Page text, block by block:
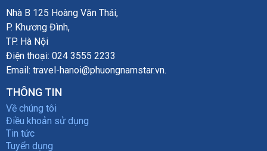
Nhà B 125 Hoàng Văn Thái,
P. Khương Đình,
TP. Hà Nội
Điện thoại: 024 3555 2233
Email: travel-hanoi@phuongnamstar.vn.
THÔNG TIN
Về chúng tôi
Điều khoản sử dụng
Tin tức
Tuyển dụng